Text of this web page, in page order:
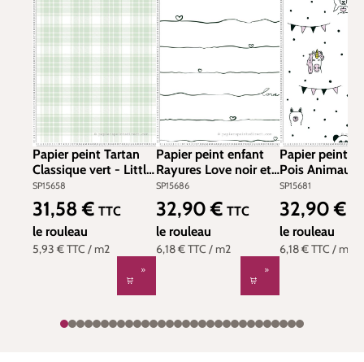
Papier peint Tartan
Classique vert - Little
Love d'A.S. Création |
Réf. SP15658
SP15658
5,93 €TTC / m2
Prix régulier :
31,58 € TTC
le rouleau
Papier peint enfant
Rayures Love noir et
blanc - Little Love
d'A.S. Création | Réf.
SP15686
SP15686
6,18 €TTC / m2
Prix régulier :
32,90 € TTC
le rouleau
Papier peint
Pois Animaux
couleurs -
d'A.S.
SP15681
SP15681
6,18 €TTC / m2
Prix régulier :
32,90 €
le rouleau